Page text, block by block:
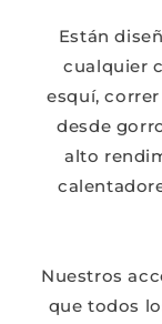
Están
cualquier
esquí,
desde
alto
Nuestros
que todos